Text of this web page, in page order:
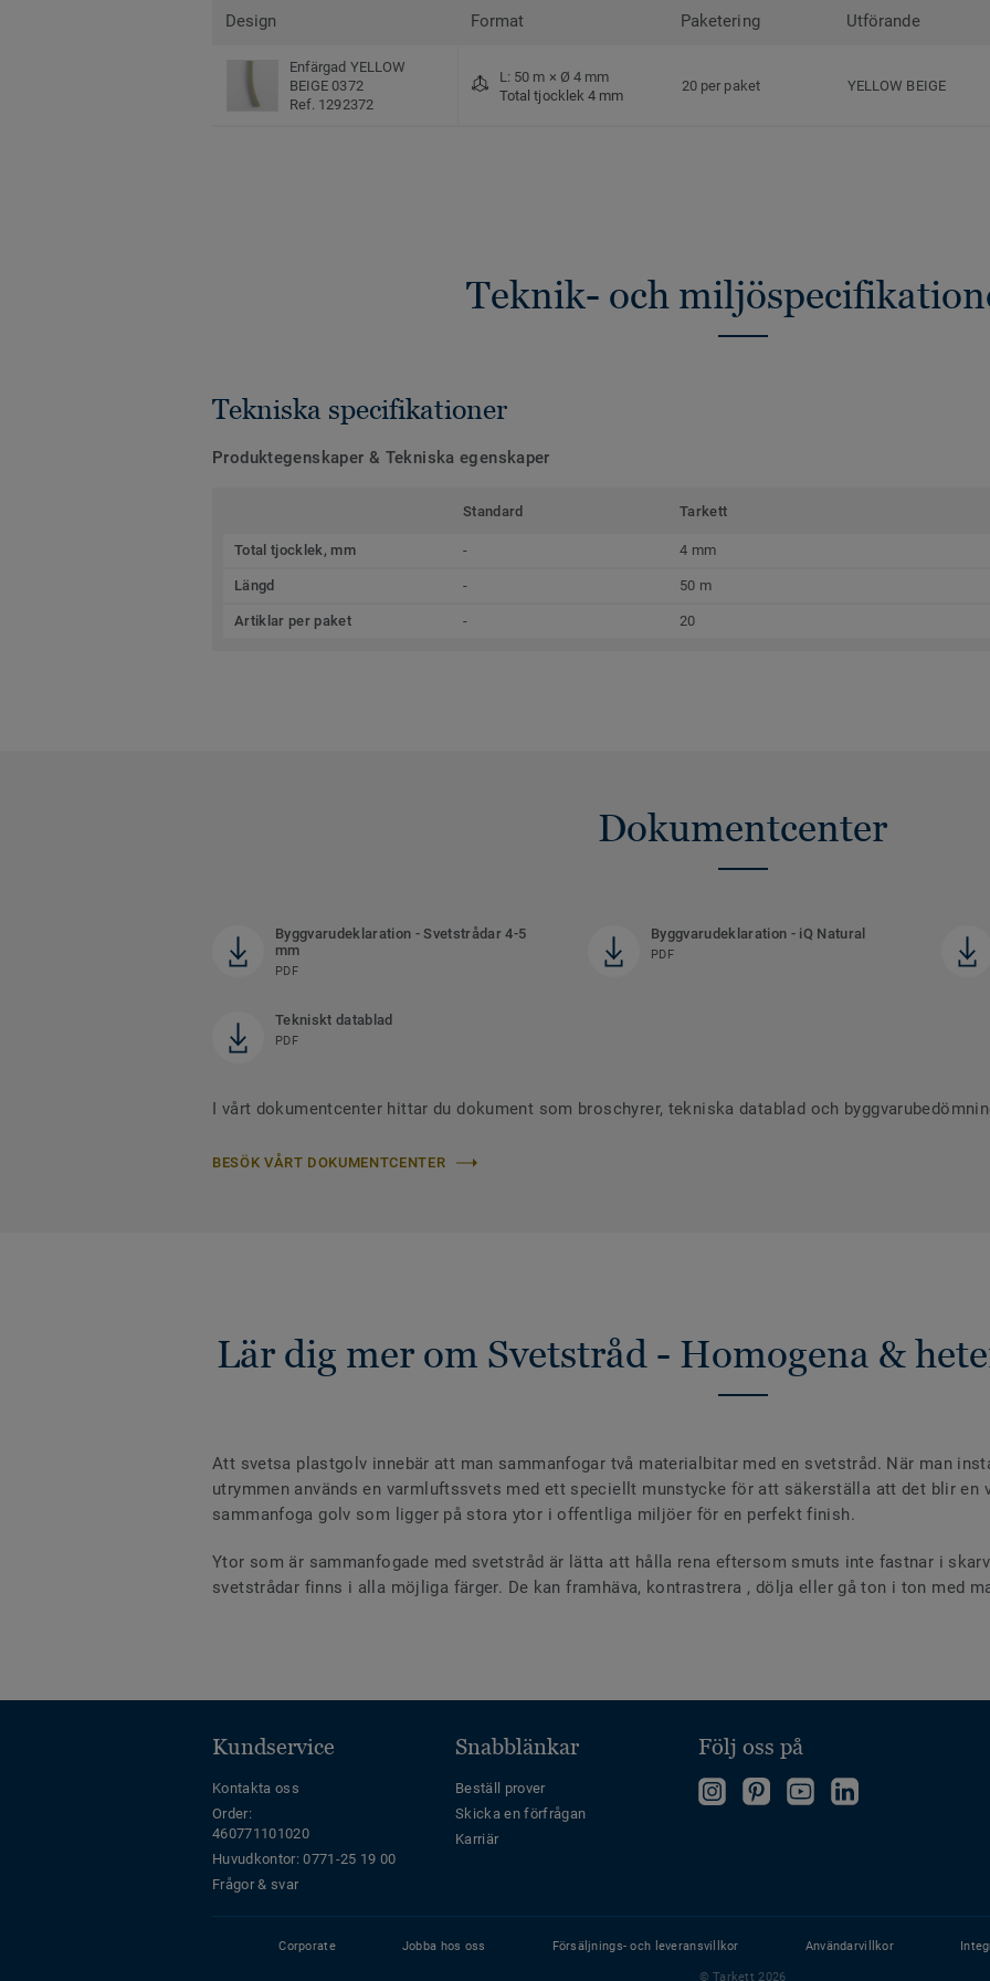
Design Format Paketering Utförande
Enfärgad YELLOW
BEIGE 0372
Ref. 1292372
L: 50 m × Ø 4 mm
Total tjocklek 4 mm
20 per paket YELLOW BEIGE
Teknik- och
Tekniska specifikationer
Produktegenskaper & Tekniska egenskaper
Standard Tarkett
Total tjocklek, mm - 4 mm
Längd - 50 m
Artiklar per paket - 20
Dokumentcenter
Byggvarudeklaration - Svetstrådar 4-5
mm
PDF
Byggvarudeklaration - iQ Natural
PDF
Tekniskt datablad
PDF
I vårt dokumentcenter hittar du dokument som broschyrer, tekniska datablad och
BESÖK VÅRT DOKUMENTCENTER
Lär dig mer om Svetstråd - Homogena &
Att svetsa plastgolv innebär att man sammanfogar två materialbitar med en svetstråd. När man
utrymmen används en varmluftssvets med ett speciellt munstycke för att säkerställa att det blir en
sammanfoga golv som ligger på stora ytor i offentliga miljöer för en perfekt finish.
Ytor som är sammanfogade med svetstråd är lätta att hålla rena eftersom smuts inte fastnar i
svetstrådar finns i alla möjliga färger. De kan framhäva, kontrastrera , dölja eller gå ton i ton med
Kundservice
Kontakta oss
Order:
460771101020
Huvudkontor: 0771-25 19 00
Frågor & svar
Snabblänkar
Beställ prover
Skicka en förfrågan
Karriär
Följ oss på
"FöljFollowFollowFollow
Corporate Jobba hos oss Försäljnings- och leveransvillkor Användarvillkor
© Tarkett 2026